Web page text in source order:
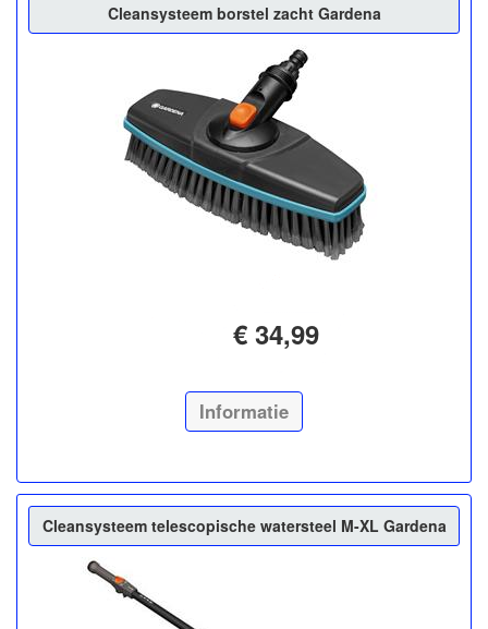
Cleansysteem borstel zacht Gardena
€ 34,99
Informatie
Cleansysteem telescopische watersteel M-XL Gardena